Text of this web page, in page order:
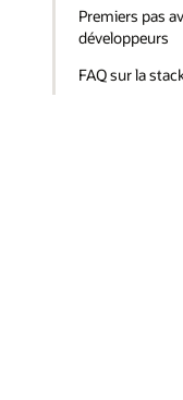
Premiers pas
développeurs
FAQ sur la